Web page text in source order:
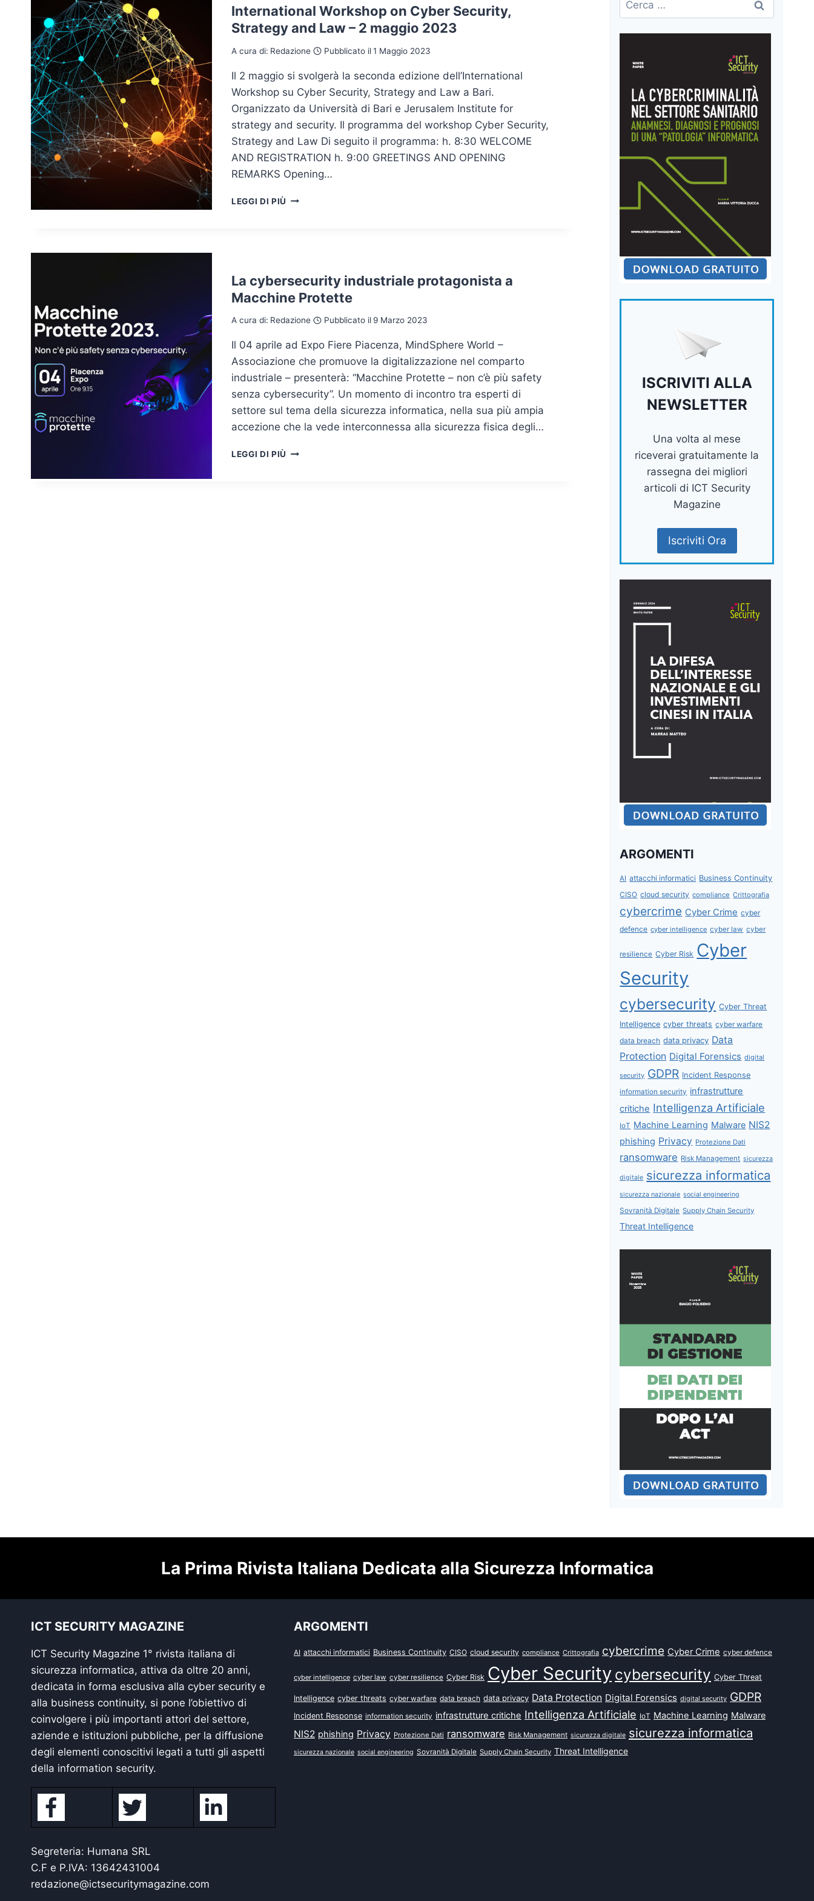
​International Workshop on Cyber ​​Security,
Strategy and Law – 2 maggio 2023
A cura di: Redazione Pubblicato il1 Maggio 2023
Il 2 maggio si svolgerà la seconda edizione dell’International
Workshop su Cyber Security, Strategy and Law a Bari.
Organizzato da Università di Bari e Jerusalem Institute for
strategy and security. Il programma del workshop Cyber ​​Security,
Strategy and Law Di seguito il programma: h. 8:30 WELCOME
AND REGISTRATION h. 9:00 GREETINGS AND OPENING
REMARKS Opening…
LEGGI DI PIÙ
SECURITY,
STRATEGY
AND
–
MAGGIO
2023
La cybersecurity industriale protagonista a
Macchine Protette
A cura di: Redazione Pubblicato il 9 Marzo 2023
Il 04 aprile ad Expo Fiere Piacenza, MindSphere World –
Associazione che promuove la digitalizzazione nel comparto
industriale – presenterà: “Macchine Protette – non c’è più safety
senza cybersecurity”. Un momento di incontro tra esperti di
settore sul tema della sicurezza informatica, nella sua più ampia
accezione che la vede interconnessa alla sicurezza fisica degli…
LEGGI DI PIÙ LA
per:
ISCRIVITI ALLA
NEWSLETTER
Una volta al mese
riceverai gratuitamente la
rassegna dei migliori
articoli di ICT Security
Magazine
Iscriviti Ora
ARGOMENTI
AI attacchi informatici Business Continuity
CISO cloud security compliance Crittografia
cybercrime Cyber Crime cyber
defence cyber intelligence cyber law cyber
resilience Cyber Risk Cyber
Security
cybersecurity Cyber Threat
Intelligence cyber threats cyber warfare
data breach data privacy Data
Protection Digital Forensics digital
security GDPR Incident Response
information security infrastrutture
critiche Intelligenza Artificiale
IoT Machine Learning Malware NIS2
phishing Privacy Protezione Dati
ransomware Risk Management sicurezza
digitale sicurezza informatica
sicurezza nazionale social engineering
Sovranità Digitale Supply Chain Security
Threat Intelligence
La Prima Rivista Italiana Dedicata alla Sicurezza Informatica
ICT SECURITY MAGAZINE
ICT Security Magazine 1° rivista italiana di
sicurezza informatica, attiva da oltre 20 anni,
dedicata in forma esclusiva alla cyber security e
alla business continuity, si pone l’obiettivo di
coinvolgere i più importanti attori del settore,
aziende e istituzioni pubbliche, per la diffusione
degli elementi conoscitivi legati a tutti gli aspetti
della information security.
Segreteria: Humana SRL
C.F e P.IVA: 13642431004
redazione@ictsecuritymagazine.com
ARGOMENTI
AI attacchi informatici Business Continuity CISO cloud security compliance Crittografia cybercrime Cyber Crime cyber defence
cyber intelligence cyber law cyber resilience Cyber Risk Cyber Security cybersecurity Cyber Threat
Intelligence cyber threats cyber warfare data breach data privacy Data Protection Digital Forensics digital security GDPR
Incident Response information security infrastrutture critiche Intelligenza Artificiale IoT Machine Learning Malware
NIS2 phishing Privacy Protezione Dati ransomware Risk Management sicurezza digitale sicurezza informatica
sicurezza nazionale social engineering Sovranità Digitale Supply Chain Security Threat Intelligence